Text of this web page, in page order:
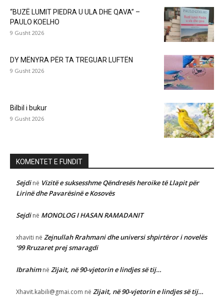
“BUZË LUMIT PIEDRA U ULA DHE QAVA” –
PAULO KOELHO
9 Gusht 2026
DY MËNYRA PËR TA TREGUAR LUFTËN
9 Gusht 2026
Bilbil i bukur
9 Gusht 2026
KOMENTET E FUNDIT
Sejdinë Vizitë e suksesshme Qëndresës heroike të Llapit për
Lirinë dhe Pavarësinë e Kosovës
Sejdinë MONOLOG I HASAN RAMADANIT
xhaviti në Zejnullah Rrahmani dhe universi shpirtëror i novelës
‘99 Rruzaret prej smaragdi
Ibrahimnë Zijait, në 90-vjetorin e lindjes së tij…
Xhavit.kabili@gmai.com në Zijait, në 90-vjetorin e lindjes së tij…